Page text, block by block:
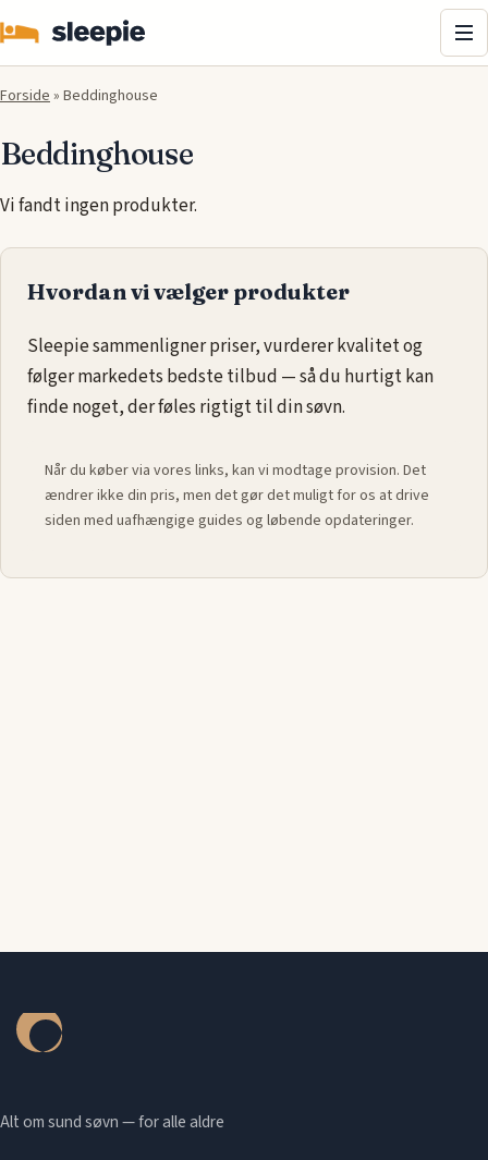
Forside» Beddinghouse
Beddinghouse
Vi fandt ingen produkter.
Hvordan vi vælger produkter
Sleepie sammenligner priser, vurderer kvalitet og
følger markedets bedste tilbud — så du hurtigt kan
finde noget, der føles rigtigt til din søvn.
Når du køber via vores links, kan vi modtage provision. Det
ændrer ikke din pris, men det gør det muligt for os at drive
siden med uafhængige guides og løbende opdateringer.
Alt om sund søvn — for alle aldre